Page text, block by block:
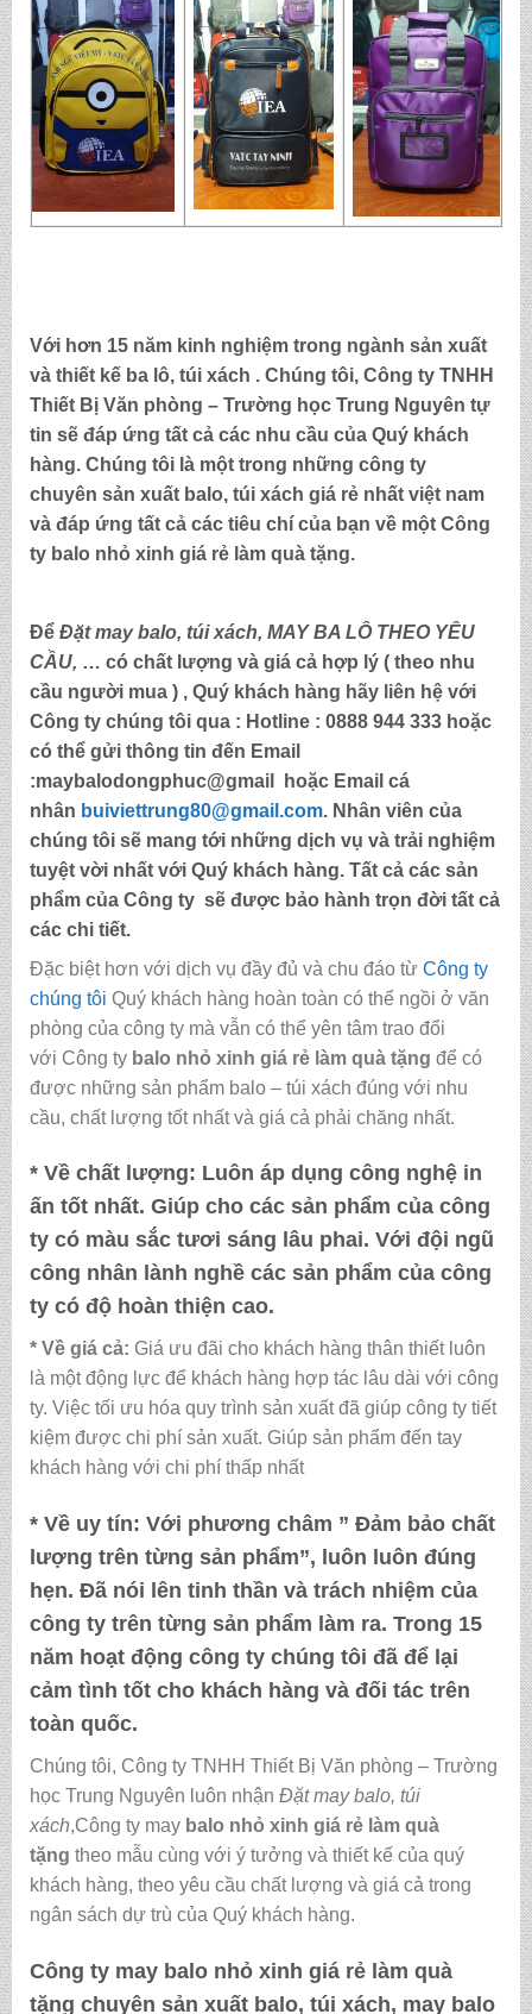
Với hơn 15 năm kinh nghiệm trong ngành sản xuất
và thiết kế ba lô, túi xách . Chúng tôi, Công ty TNHH
Thiết Bị Văn phòng – Trường học Trung Nguyên tự
tin sẽ đáp ứng tất cả các nhu cầu của Quý khách
hàng. Chúng tôi là một trong những công ty
chuyên sản xuất balo, túi xách giá rẻ nhất việt nam
và đáp ứng tất cả các tiêu chí của bạn về một Công
ty balo nhỏ xinh giá rẻ làm quà tặng.
Để Đặt may balo, túi xách, MAY BA LÔ THEO YÊU
CẦU, … có chất lượng và giá cả hợp lý ( theo nhu
cầu người mua ) , Quý khách hàng hãy liên hệ với
Công ty chúng tôi qua : Hotline : 0888 944 333hoặc
có thể gửi thông tin đến Email
:maybalodongphuc@gmail
hoặc Email cá
nhân buiviettrung80@gmail.com. Nhân viên của
chúng tôi sẽ mang tới những dịch vụ và trải nghiệm
tuyệt vời nhất với Quý khách hàng. Tất cả các sản
phẩm của Công ty sẽ được bảo hành trọn đời tất cả
các chi tiết.
Đặc biệt hơn với dịch vụ đầy đủ và chu đáo từ Công ty
chúng tôi Quý khách hàng hoàn toàn có thể ngồi ở văn
phòng của công ty mà vẫn có thể yên tâm trao đổi
với Công ty balo nhỏ xinh giá rẻ làm quà tặng để có
được những sản phẩm balo – túi xách đúng với nhu
cầu, chất lượng tốt nhất và giá cả phải chăng nhất.
* Về chất lượng: Luôn áp dụng công nghệ in
ấn tốt nhất. Giúp cho các sản phẩm của công
ty có màu sắc tươi sáng lâu phai. Với đội ngũ
công nhân lành nghề các sản phẩm của công
ty có độ hoàn thiện cao.
* Về giá cả: Giá ưu đãi cho khách hàng thân thiết luôn
là một động lực để khách hàng hợp tác lâu dài với công
ty. Việc tối ưu hóa quy trình sản xuất đã giúp công ty tiết
kiệm được chi phí sản xuất. Giúp sản phẩm đến tay
khách hàng với chi phí thấp nhất
* Về uy tín: Với phương châm ” Đảm bảo chất
lượng trên từng sản phẩm”, luôn luôn đúng
hẹn. Đã nói lên tinh thần và trách nhiệm của
công ty trên từng sản phẩm làm ra. Trong 15
năm hoạt động công ty chúng tôi đã để lại
cảm tình tốt cho khách hàng và đối tác trên
toàn quốc.
Chúng tôi, Công ty TNHH Thiết Bị Văn phòng – Trường
học Trung Nguyên luôn nhận Đặt may balo, túi
xách,Công ty may balo nhỏ xinh giá rẻ làm quà
tặng theo mẫu cùng với ý tưởng và thiết kế của quý
khách hàng, theo yêu cầu chất lượng và giá cả trong
ngân sách dự trù của Quý khách hàng.
Công ty may balo nhỏ xinh giá rẻ làm quà
tặng chuyên sản xuất balo, túi xách, may balo